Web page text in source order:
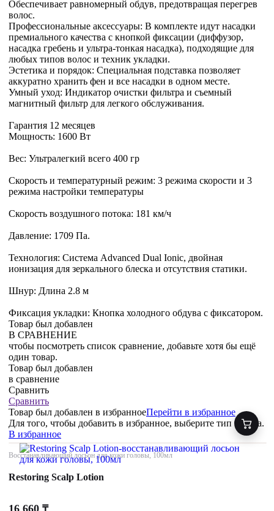
Обеспечивает равномерный обдув, предотвращая перегрев
волос.
Профессиональные аксессуары: В комплекте идут насадки
премиального качества с кнопкой фиксации (диффузор,
насадка гребень и ультра-тонкая насадка), подходящие для
любых типов волос и техник укладки.
Эстетика и порядок: Специальная подставка позволяет
аккуратно хранить фен и все насадки в одном месте.
Умный уход: Индикатор очистки фильтра и съемный
магнитный фильтр для легкого обслуживания.
Гарантия 12 месяцев
Мощность: 1600 Вт
Вес: Ультралегкий всего 400 гр
Скорость и температурный режим: 3 режима скорости и 3
режима настройки температуры
Скорость воздушного потока: 181 км/ч
Давление: 1709 Па.
Технология: Система Advanced Dual Ionic, двойная
ионизация для зеркального блеска и отсутствия статики.
Шнур: Длина 2.8 м
Фиксация укладки: Кнопка холодного обдува с фиксатором.
Товар был добавлен
В СРАВНЕНИЕ
чтобы посмотреть список сравнение, добавьте хотя бы ещё
один товар.
Товар был добавлен
в сравнение
Сравнить
Сравнить
Товар был добавлен в избранноеПерейти в избранное
Для того, чтобы добавить в избранное, выберите тип товара.
В избранное
Восстанавливающий лосьон для кожи головы, 100мл
Restoring Scalp Lotion
16 660